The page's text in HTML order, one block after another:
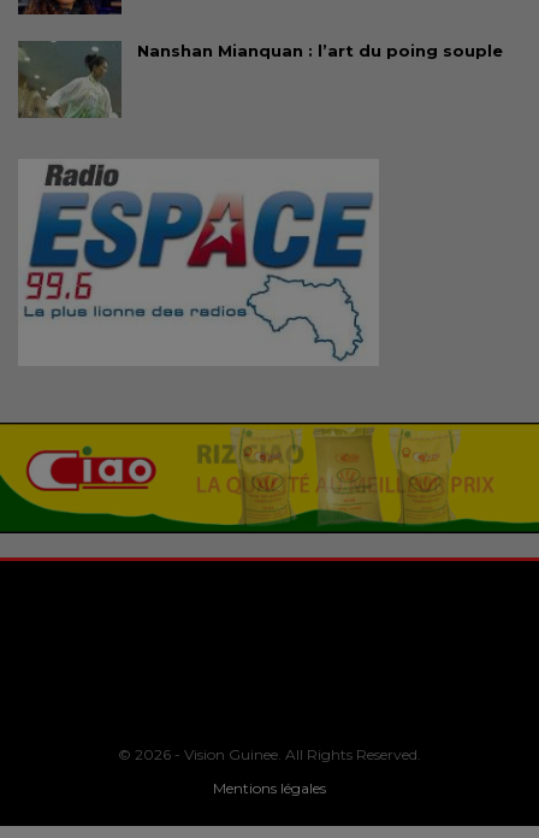
Nanshan Mianquan : l’art du poing souple
© 2026 - Vision Guinee. All Rights Reserved.
Mentions légales